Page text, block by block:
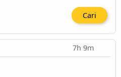
Cari
7h 9m